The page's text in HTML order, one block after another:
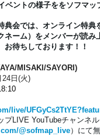
ベントの様子ををソフマ
典会では、オンライン特典
ネーム）をメンバーが読み
お待ちしております！！
MISAKI/SAYORI)
24日(火)
live/
プLIVE YouTubeチャンネル
@sofmap_live）にて